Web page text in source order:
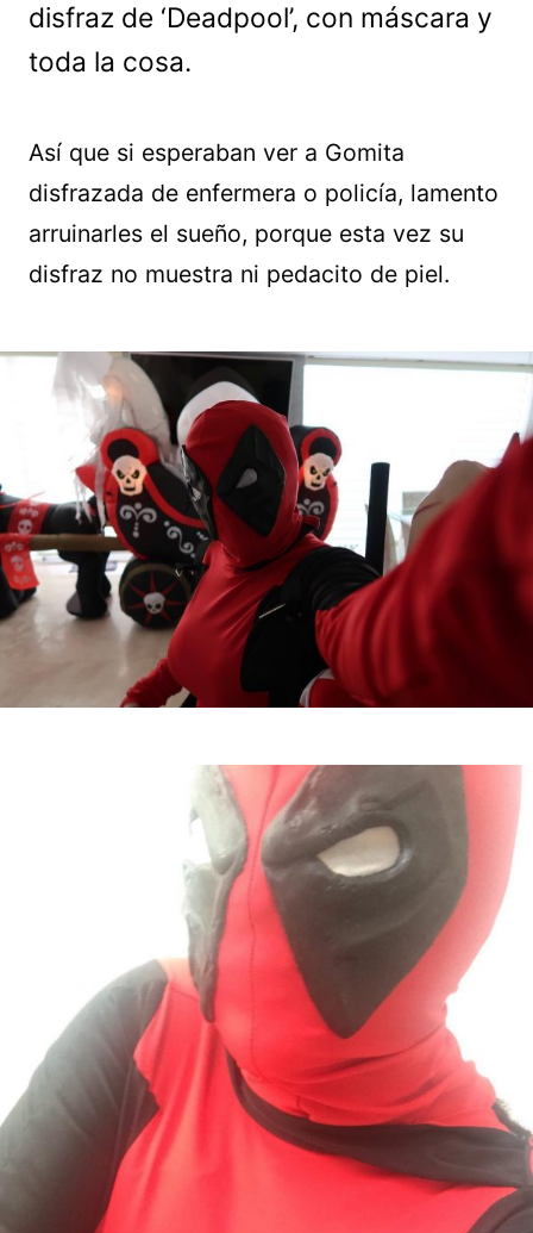
disfraz de ‘Deadpool’, con máscara y
toda la cosa.
Así que si esperaban ver a Gomita
disfrazada de enfermera o policía, lamento
arruinarles el sueño, porque esta vez su
disfraz no muestra ni pedacito de piel.